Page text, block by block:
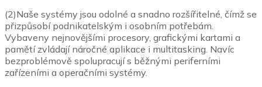
(2)Naše systémy jsou odolné a snadno rozšířitelné, čímž se
přizpůsobí podnikatelským i osobním potřebám.
Vybaveny nejnovějšími procesory, grafickými kartami a
pamětí zvládají náročné aplikace i multitasking. Navíc
bezproblémově spolupracují s běžnými periferními
zařízeními a operačními systémy.